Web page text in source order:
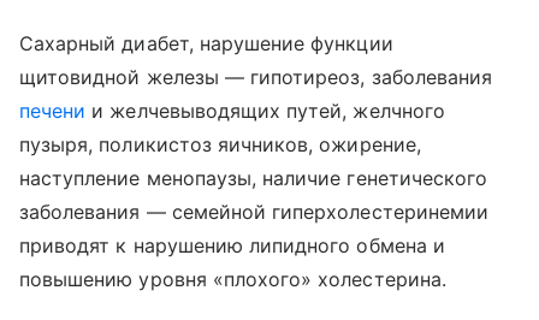
Сахарный диабет, нарушение функции
щитовидной железы — гипотиреоз, заболевания
печени и желчевыводящих путей, желчного
пузыря, поликистоз яичников, ожирение,
наступление менопаузы, наличие генетического
заболевания — семейной гиперхолестеринемии
приводят к нарушению липидного обмена и
повышению уровня «плохого» холестерина.